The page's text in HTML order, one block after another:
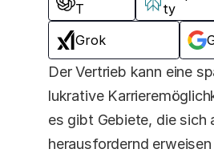
T
ty
Grok
Der Vertrieb kann eine
lukrative
es gibt Gebiete, die sich
herausfordernd